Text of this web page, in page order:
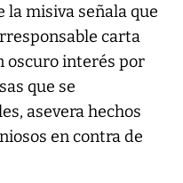
misiva señala que
carta
oscuro interés por
que se
asevera hechos
en contra de